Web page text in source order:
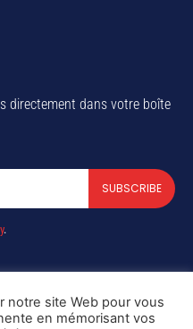
directement dans votre boîte
SUBSCRIBE
.
All rights reserved
notre site Web pour vous
en mémorisant vos